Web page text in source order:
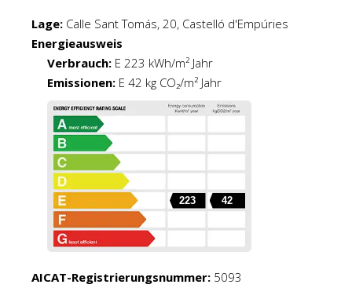
Lage: Calle Sant Tomás, 20, Castelló d'Empúries
Energieausweis
Verbrauch: E 223 kWh/m² Jahr
Emissionen: E 42 kg CO₂/m² Jahr
223 42
AICAT-Registrierungsnummer: 5093